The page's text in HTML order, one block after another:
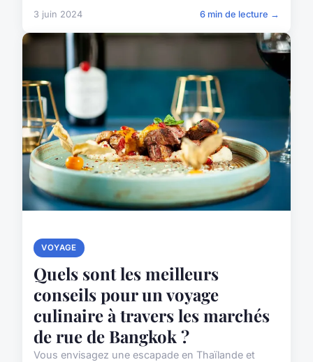
3 juin 2024 6 min de lecture →
VOYAGE
Quels sont les meilleurs
conseils pour un voyage
culinaire à travers les marchés
de rue de Bangkok ?
Vous envisagez une escapade en Thaïlande et